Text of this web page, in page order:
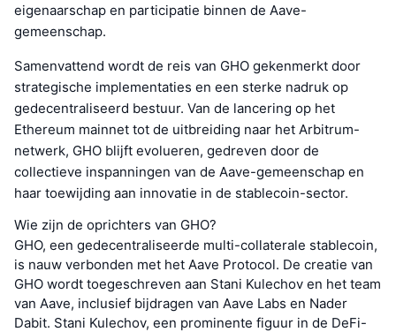
eigenaarschap en participatie binnen de Aave-
gemeenschap.
Samenvattend wordt de reis van GHO gekenmerkt door
strategische implementaties en een sterke nadruk op
gedecentraliseerd bestuur. Van de lancering op het
Ethereum mainnet tot de uitbreiding naar het Arbitrum-
netwerk, GHO blijft evolueren, gedreven door de
collectieve inspanningen van de Aave-gemeenschap en
haar toewijding aan innovatie in de stablecoin-sector.
Wie zijn de oprichters van GHO?
GHO, een gedecentraliseerde multi-collaterale stablecoin,
is nauw verbonden met het Aave Protocol. De creatie van
GHO wordt toegeschreven aan Stani Kulechov en het team
van Aave, inclusief bijdragen van Aave Labs en Nader
Dabit. Stani Kulechov, een prominente figuur in de DeFi-